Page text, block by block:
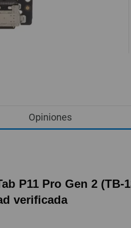
Opiniones
P11 Pro Gen 2
verificada